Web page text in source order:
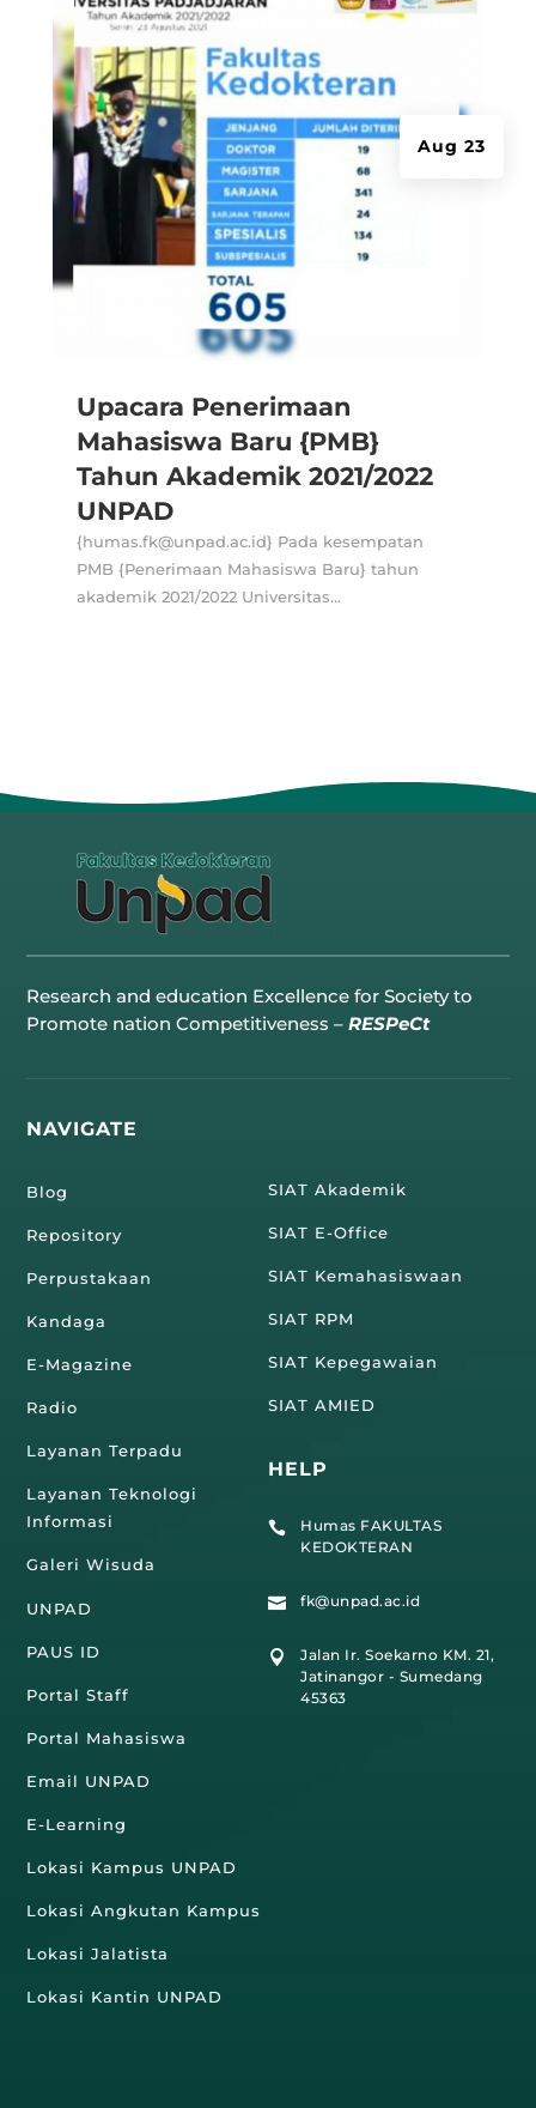
Upacara Penerimaan
Mahasiswa Baru {PMB}
Tahun Akademik 2021/2022
UNPAD
Aug 23
{humas.fk@unpad.ac.id} Pada kesempatan
PMB {Penerimaan Mahasiswa Baru} tahun
akademik 2021/2022 Universitas...
Research and education Excellence for Society to
Promote nation Competitiveness –RESPeCt
NAVIGATE
Blog
Repository
Perpustakaan
Kandaga
E-Magazine
Radio
Layanan Terpadu
Layanan Teknologi
Informasi
Galeri Wisuda
UNPAD
PAUS ID
Portal Staff
Portal Mahasiswa
Email UNPAD
E-Learning
Lokasi Kampus UNPAD
Lokasi Angkutan Kampus
Lokasi Jalatista
Lokasi Kantin UNPAD
SIAT Akademik
SIAT E-Office
SIAT Kemahasiswaan
SIAT RPM
SIAT Kepegawaian
SIAT AMIED
HELP

Humas FAKULTAS
KEDOKTERAN
 fk@unpad.ac.id

Jalan Ir. Soekarno KM. 21,
Jatinangor - Sumedang
45363